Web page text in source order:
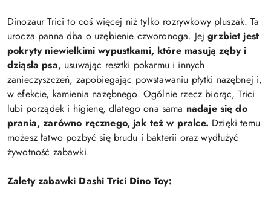
Dinozaur Trici to coś więcej niż tylko rozrywkowy pluszak. Ta
urocza panna dba o uzębienie czworonoga. Jej grzbiet jest
pokryty niewielkimi wypustkami, które masują zęby i
dziąsła psa, usuwając resztki pokarmu i innych
zanieczyszczeń, zapobiegając powstawaniu płytki nazębnej i,
w efekcie, kamienia nazębnego. Ogólnie rzecz biorąc, Trici
lubi porządek i higienę, dlatego ona sama nadaje się do
prania, zarówno ręcznego, jak też w pralce. Dzięki temu
możesz łatwo pozbyć się brudu i bakterii oraz wydłużyć
żywotność zabawki.
Zalety zabawki Dashi Trici Dino Toy: